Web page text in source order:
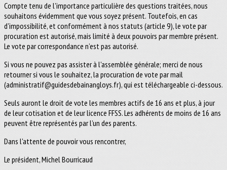
Compte tenu de l'importance particulière des questions traitées, nous
souhaitons évidemment que vous soyez présent. Toutefois, en cas
d'impossibilité, et conformément à nos statuts (article 9), le vote par
procuration est autorisé, mais limité à deux pouvoirs par membre présent.
Le vote par correspondance n’est pas autorisé.
Si vous ne pouvez pas assister à l'assemblée générale; merci de nous
retourner si vous le souhaitez, la procuration de vote par mail
(administratif@guidesdebainangloys.fr), qui est téléchargeable ci-dessous.
Seuls auront le droit de vote les membres actifs de 16 ans et plus, à jour
de leur cotisation et de leur licence FFSS. Les adhérents de moins de 16 ans
peuvent être représentés par l’un des parents.
Dans l'attente de pouvoir vous rencontrer,
Le président, Michel Bourricaud